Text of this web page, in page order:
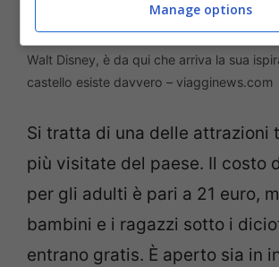
Walt Disney, è da qui che arriva la sua
castello esiste davvero – viagginews.com
Si tratta di una delle attrazioni
più visitate del paese. Il costo
per gli adulti è pari a 21 euro,
bambini e i ragazzi sotto i
entrano gratis. È aperto sia in
Manage options